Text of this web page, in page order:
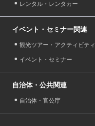
レンタル・レンタカー
イベント・セミナー関連
観光ツアー・アクティビティ
イベント・セミナー
自治体・公共関連
自治体・官公庁